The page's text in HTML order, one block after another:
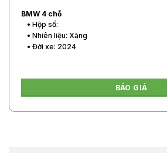
BMW 4 chỗ
• Hộp số:
• Nhiên liệu: Xăng
• Đời xe: 2024
BÁO GIÁ